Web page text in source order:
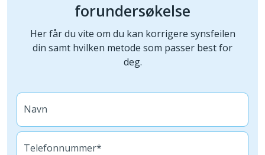
forundersøkelse
Her får du vite om du kan korrigere synsfeilen
din samt hvilken metode som passer best for
deg.
Navn
Telefonnummer*